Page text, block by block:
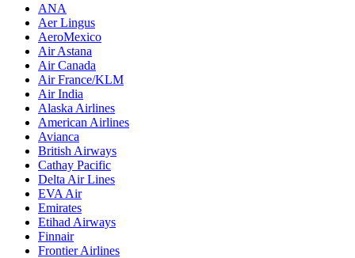
ANA
Aer Lingus
AeroMexico
Air Astana
Air Canada
Air France/KLM
Air India
Alaska Airlines
American Airlines
Avianca
British Airways
Cathay Pacific
Delta Air Lines
EVA Air
Emirates
Etihad Airways
Finnair
Frontier Airlines